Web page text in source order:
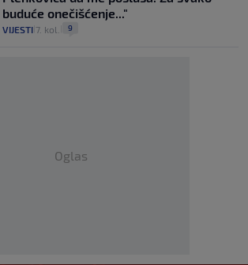
buduće onečišćenje..."
VIJESTI 7. kol. 9
Oglas